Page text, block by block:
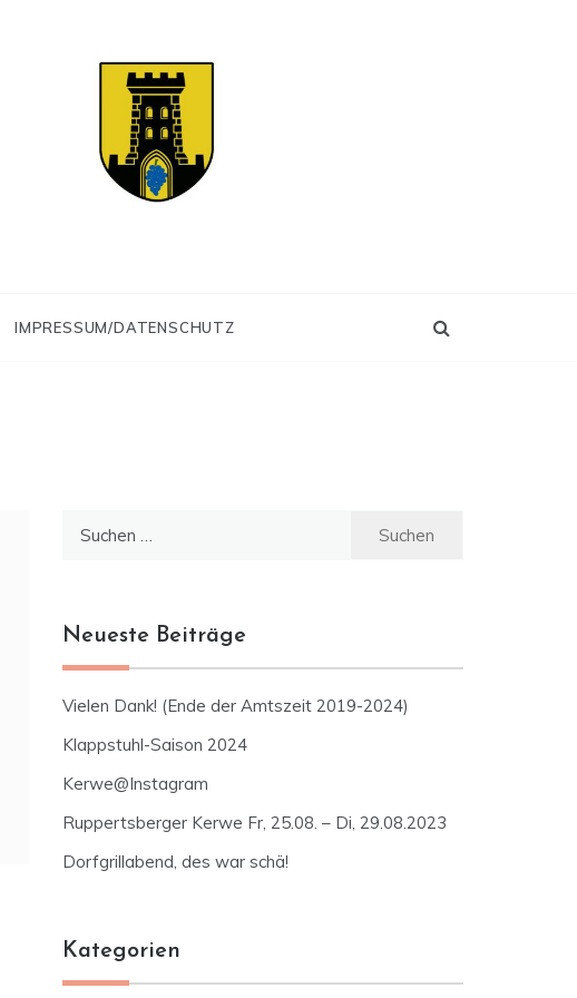
IMPRESSUM/DATENSCHUTZ
Neueste Beiträge
Vielen Dank! (Ende der Amtszeit 2019-2024)
Klappstuhl-Saison 2024
Kerwe@Instagram
Ruppertsberger Kerwe Fr, 25.08. – Di, 29.08.2023
Dorfgrillabend, des war schä!
Kategorien